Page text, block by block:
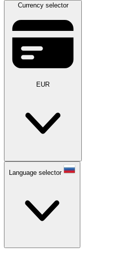
Currency selector
EUR
Language selector